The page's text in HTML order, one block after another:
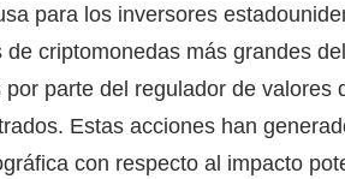
para los inversores
criptomonedas más grandes
parte del regulador de valores
Estas acciones han
con respecto al impacto